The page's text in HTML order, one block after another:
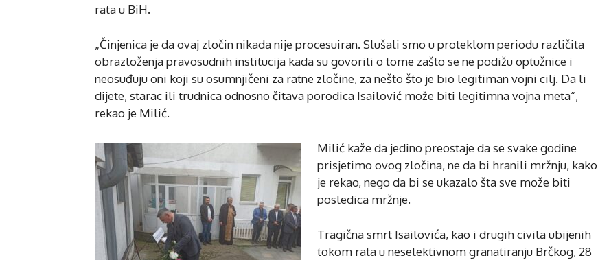
rata u BiH.
„Činjenica je da ovaj zločin nikada nije procesuiran. Slušali smo u proteklom periodu različita
obrazloženja pravosudnih institucija kada su govorili o tome zašto se ne podižu optužnice i
neosuđuju oni koji su osumnjičeni za ratne zločine, za nešto što je bio legitiman vojni cilj. Da li
dijete, starac ili trudnica odnosno čitava porodica Isailović može biti legitimna vojna meta“,
rekao je Milić.
Milić kaže da jedino preostaje da se svake godine
prisjetimo ovog zločina, ne da bi hranili mržnju, kako
je rekao, nego da bi se ukazalo šta sve može biti
posledica mržnje.
Tragična smrt Isailovića, kao i drugih civila ubijenih
tokom rata u neselektivnom granatiranju Brčkog, 28